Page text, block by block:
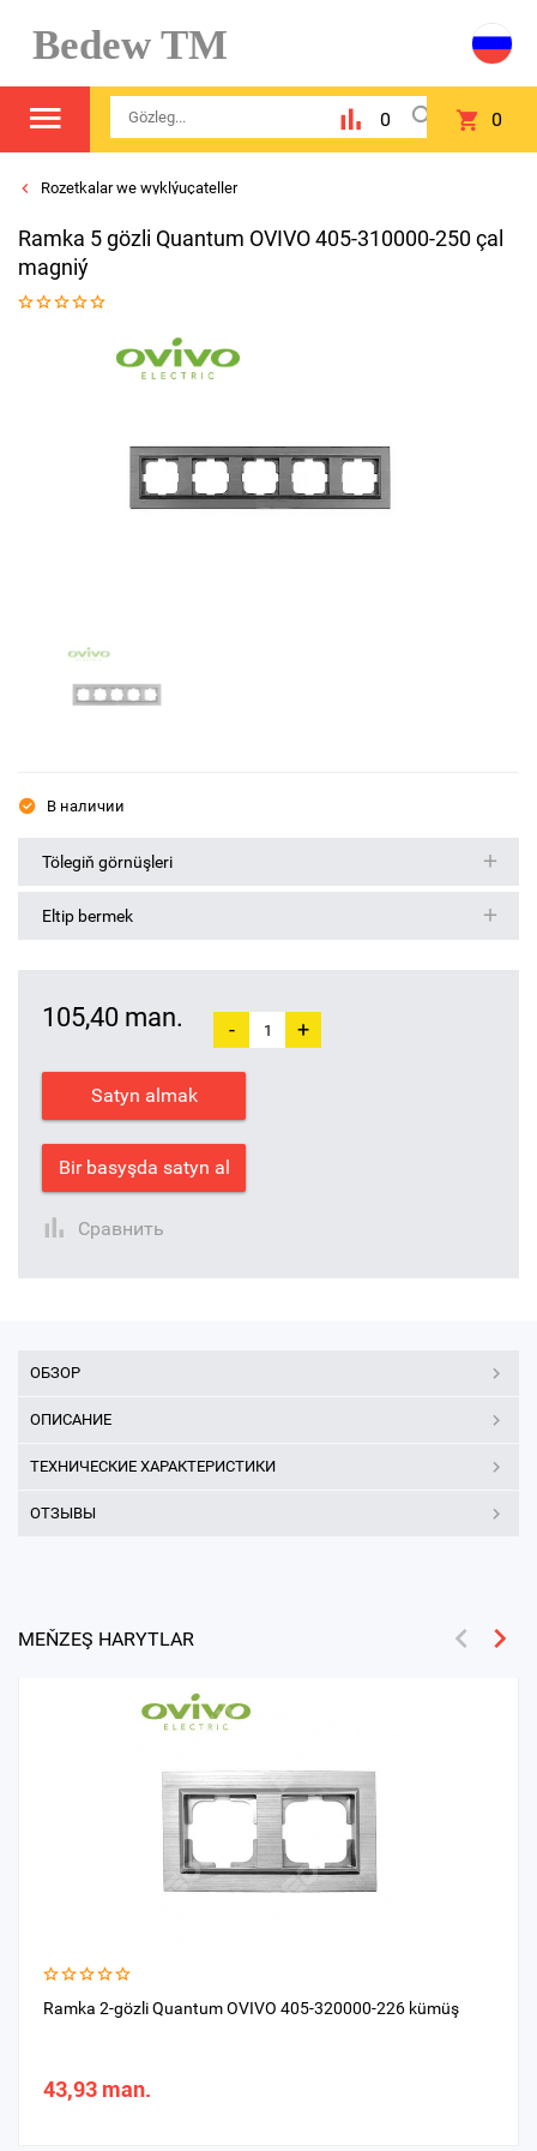
Bedew TM
0 0
Rozetkalar we wyklýuçateller
Ramka 5 gözli Quantum OVIVO 405-310000-250 çal
magniý
В наличии
Tölegiň görnüşleri
Eltip bermek
105,40 man. - +
Satyn almak
Bir basyşda satyn al
Сравнить
ОБЗОР
ОПИСАНИЕ
ТЕХНИЧЕСКИЕ ХАРАКТЕРИСТИКИ
ОТЗЫВЫ
MEŇZEŞ HARYTLAR
Ramka 2-gözli Quantum OVIVO 405-320000-226 kümüş
43,93 man.